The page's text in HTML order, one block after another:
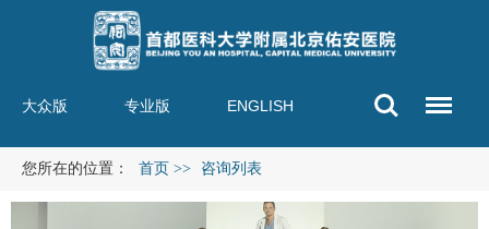
大众版 专业版 ENGLISH
您所在的位置： 首页 >> 咨询列表